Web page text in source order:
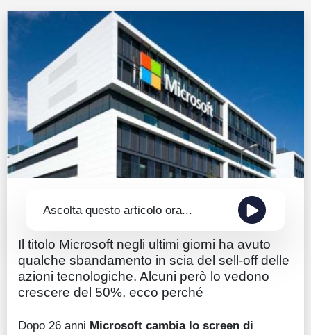
Ascolta questo articolo ora...
Il titolo Microsoft negli ultimi giorni ha avuto
qualche sbandamento in scia del sell-off delle
azioni tecnologiche. Alcuni però lo vedono
crescere del 50%, ecco perché
Dopo 26 anni Microsoft cambia lo screen di